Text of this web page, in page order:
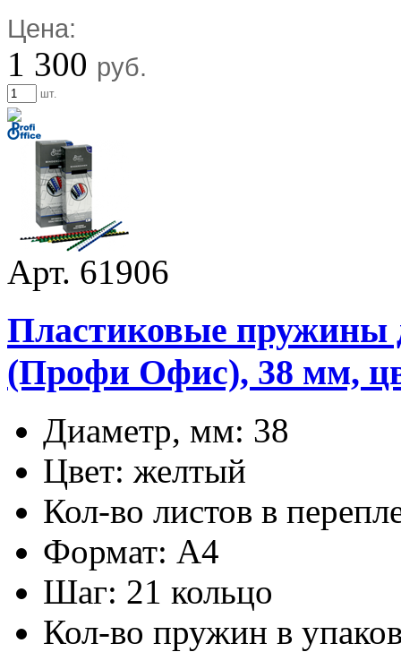
Цена:
1 300 руб.
шт.
Арт. 61906
Пластиковые пружины
(Профи Офис), 38 мм,
Диаметр, мм: 38
Цвет: желтый
Кол-во листов в
Формат: А4
Шаг: 21 кольцо
Кол-во пружин в